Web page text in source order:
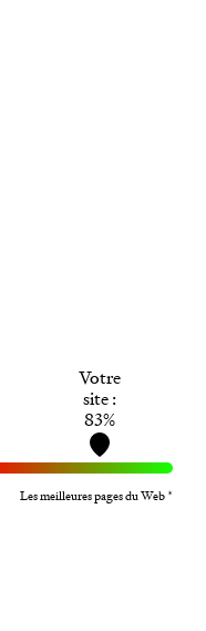
Votre
site :
83%
Les meilleures pages du Web *